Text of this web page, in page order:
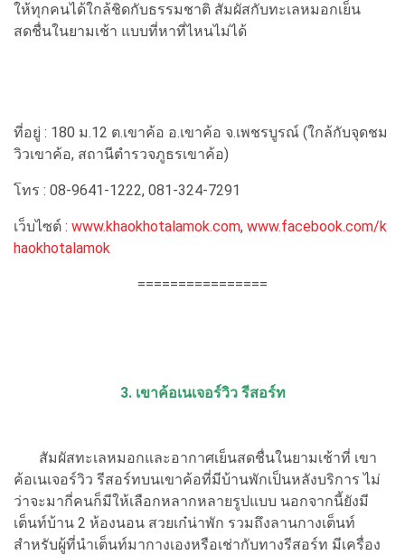
ให้ทุกคนได้ใกล้ชิดกับธรรมชาติ สัมผัสกับทะเลหมอกเย็น
สดชื่นในยามเช้า แบบที่หาที่ไหนไม่ได้
ที่อยู่ : 180 ม.12 ต.เขาค้อ อ.เขาค้อ จ.เพชรบูรณ์ (ใกล้กับจุดชม
วิวเขาค้อ, สถานีตำรวจภูธรเขาค้อ)
โทร : 08-9641-1222, 081-324-7291
เว็บไซต์ : www.khaokhotalamok.com, www.facebook.com/k
haokhotalamok
================
3. เขาค้อเนเจอร์วิว รีสอร์ท
สัมผัสทะเลหมอกและอากาศเย็นสดชื่นในยามเช้าที่ เขา
ค้อเนเจอร์วิว รีสอร์ทบนเขาค้อที่มีบ้านพักเป็นหลังบริการ ไม่
ว่าจะมากี่คนก็มีให้เลือกหลากหลายรูปแบบ นอกจากนี้ยังมี
เต็นท์บ้าน 2 ห้องนอน สวยเก๋น่าพัก รวมถึงลานกางเต็นท์
สำหรับผู้ที่นำเต็นท์มากางเองหรือเช่ากับทางรีสอร์ท มีเครื่อง